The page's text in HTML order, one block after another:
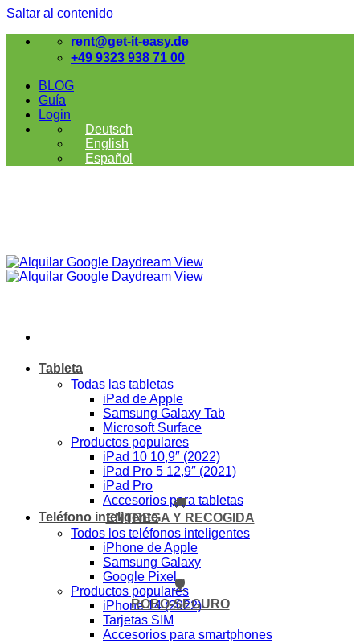
Saltar al contenido
rent@get-it-easy.de
+49 9323 938 71 00
BLOG
Guía
Login
Deutsch
English
Español
Tableta
Todas las tabletas
iPad de Apple
Samsung Galaxy Tab
Microsoft Surface
Productos populares
iPad 10 10,9″ (2022)
iPad Pro 5 12,9″ (2021)
iPad Pro
Accesorios para tabletas
Teléfono inteligente
Todos los teléfonos inteligentes
iPhone de Apple
Samsung Galaxy
Google Pixel
Productos populares
iPhone 14 (2022)
Tarjetas SIM
Accesorios para smartphones
🚚
ENTREGA Y RECOGIDA
🛡️
ROBO-SEGURO